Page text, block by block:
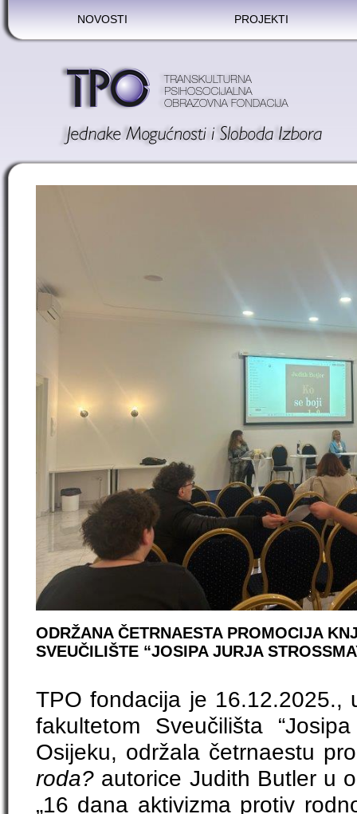
NOVOSTI PROJEKTI
ODRŽANA ČETRNAESTA PROMOCIJA
SVEUČILIŠTE “JOSIPA JURJA
TPO fondacija je 16.12.2025.,
fakultetom Sveučilišta
Osijeku, održala četrnaestu
roda? autorice Judith Butler u
„16 dana aktivizma protiv